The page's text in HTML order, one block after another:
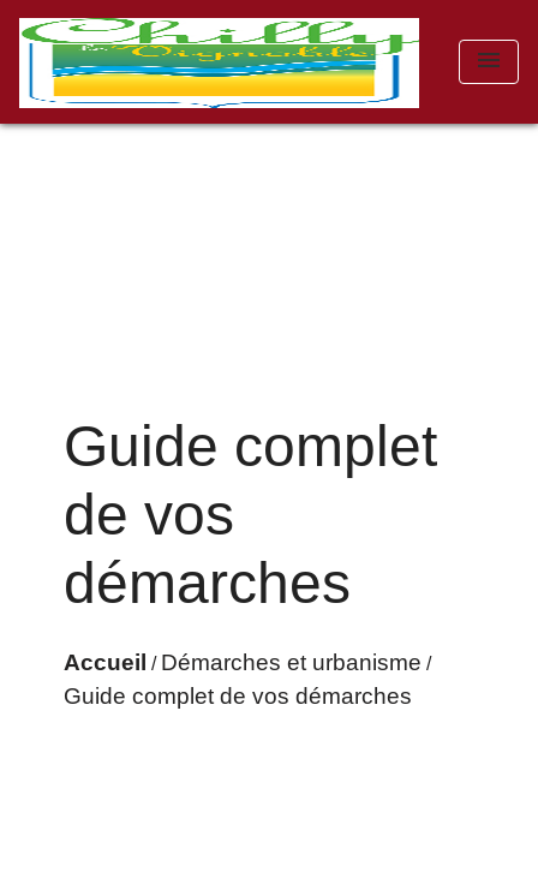
menu
Guide complet
de vos
démarches
Accueil / Démarches et urbanisme /
Guide complet de vos démarches